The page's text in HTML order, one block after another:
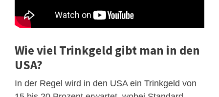
Wie viel Trinkgeld gibt man in den
USA?
In der Regel wird in den USA ein Trinkgeld von